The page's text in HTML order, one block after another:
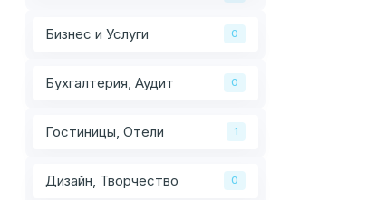
Бизнес и Услуги 0
Бухгалтерия, Аудит 0
Гостиницы, Отели 1
Дизайн, Творчество 0